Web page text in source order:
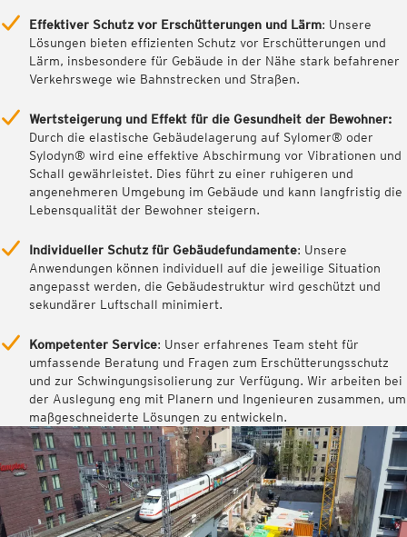
Effektiver Schutz vor Erschütterungen und Lärm: Unsere
Lösungen bieten effizienten Schutz vor Erschütterungen und
Lärm, insbesondere für Gebäude in der Nähe stark befahrener
Verkehrswege wie Bahnstrecken und Straßen.
Wertsteigerung und Effekt für die Gesundheit der Bewohner:
Durch die elastische Gebäudelagerung auf Sylomer® oder
Sylodyn® wird eine effektive Abschirmung vor Vibrationen und
Schall gewährleistet. Dies führt zu einer ruhigeren und
angenehmeren Umgebung im Gebäude und kann langfristig die
Lebensqualität der Bewohner steigern.
Individueller Schutz für Gebäudefundamente: Unsere
Anwendungen können individuell auf die jeweilige Situation
angepasst werden, die Gebäudestruktur wird geschützt und
sekundärer Luftschall minimiert.
Kompetenter Service: Unser erfahrenes Team steht für
umfassende Beratung und Fragen zum Erschütterungsschutz
und zur Schwingungsisolierung zur Verfügung. Wir arbeiten bei
der Auslegung eng mit Planern und Ingenieuren zusammen, um
maßgeschneiderte Lösungen zu entwickeln.